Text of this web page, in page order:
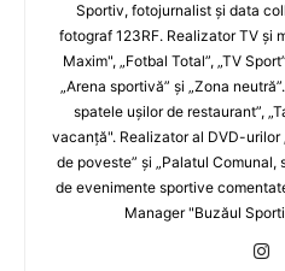
Sportiv, fotojurnalist şi data
fotograf 123RF. Realizator TV şi
Maxim", „Fotbal Total”, „TV
„Arena sportivă” şi „Zona
spatele uşilor de restaurant”,
vacanţă". Realizator al DVD-urilor
de poveste” şi „Palatul Comunal,
de evenimente sportive
Manager "Buzăul